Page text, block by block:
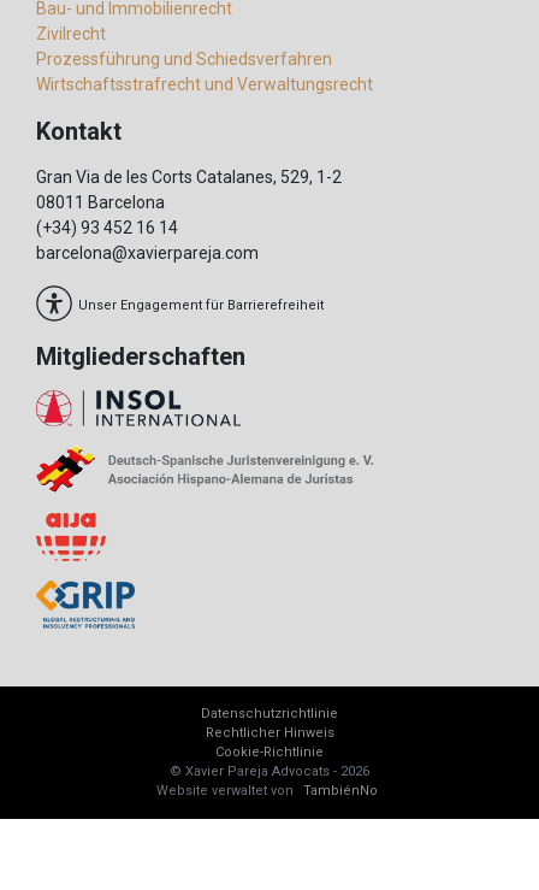
Bau- und Immobilienrecht
Zivilrecht
Prozessführung und Schiedsverfahren
Wirtschaftsstrafrecht und Verwaltungsrecht
Kontakt
Gran Via de les Corts Catalanes, 529, 1-2
08011 Barcelona
(+34) 93 452 16 14
barcelona@xavierpareja.com
Unser Engagement für Barrierefreiheit
Mitgliederschaften
Datenschutzrichtlinie
Rechtlicher Hinweis
Cookie-Richtlinie
© Xavier Pareja Advocats - 2026
Website verwaltet von
TambiénNo